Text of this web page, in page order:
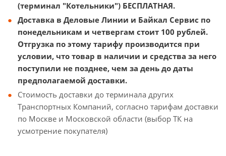
(терминал "Котельники") БЕСПЛАТНАЯ.
Доставка в Деловые Линии и Байкал Сервис по
понедельникам и четвергам стоит 100 рублей.
Отгрузка по этому тарифу производится при
условии, что товар в наличии и средства за него
поступили не позднее, чем за день до даты
предполагаемой доставки.
Стоимость доставки до терминала других
Транспортных Компаний, согласно тарифам доставки
по Москве и Московской области (выбор ТК на
усмотрение покупателя)